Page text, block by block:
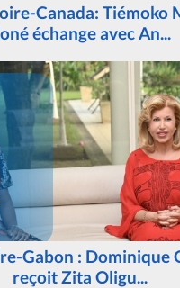
Canada: Tiémoko
échange avec An...
Gabon : Dominique
reçoit Zita Oligu...